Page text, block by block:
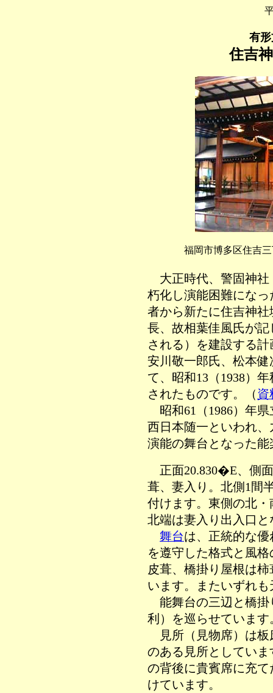
有
住吉
福岡市博多区住吉
大正時代、警固神社
朽化し演能困難にな
者から新たに住吉神
長、故相葉佳風氏が
される）を建設する
安川敬一郎氏、松本
て、昭和13（1938）
されたものです。（資
昭和61（1986）年
西日本随一といわれ
演能の舞台となった能
正面20.830�E、側
葺、妻入り。北側1間
付けます。東側の北
北端は妻入り出入口
舞台は、正統的な
を遵守した格式と風
皮葺、橋掛り屋根は
います。またいずれ
能舞台の三辺と橋掛
利）を巡らせています
見所（見物席）は板
のある見所としてい
の背後に貴賓席に充
けています。